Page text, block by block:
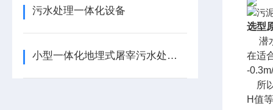
污水处理一体化设备
小型一体化地埋式屠宰污水处理设备销售
选型
潜
在适
-
所
H值